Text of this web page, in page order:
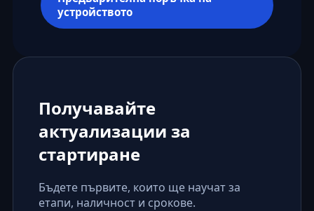
устройството
Получавайте
актуализации за
стартиране
Бъдете първите, които ще научат за
етапи, наличност и срокове.